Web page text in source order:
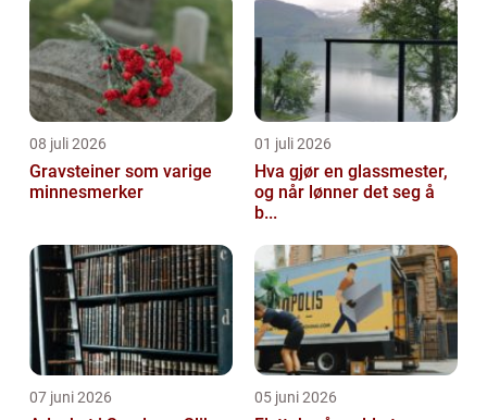
08 juli 2026
Gravsteiner som varige
minnesmerker
01 juli 2026
Hva gjør en glassmester,
og når lønner det seg å
b...
07 juni 2026 05 juni 2026